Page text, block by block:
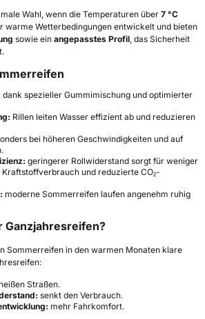
Wahl, wenn die Temperaturen über 7 °C
warme Wetterbedingungen entwickelt und bieten
sowie ein angepasstes Profil, das Sicherheit
dank spezieller Gummimischung und optimierter
Rillen leiten Wasser effizient ab und reduzieren
bei höheren Geschwindigkeiten und auf
geringerer Rollwiderstand sorgt für weniger
und reduzierte CO₂-
moderne Sommerreifen laufen angenehm ruhig
Ganzjahresreifen?
Sommerreifen in den warmen Monaten klare
Straßen.
senkt den Verbrauch.
mehr Fahrkomfort.